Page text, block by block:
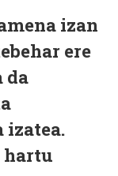
izan
ere
da
izatea.
hartu